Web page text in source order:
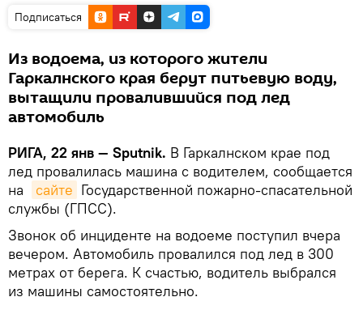
Подписаться
Из водоема, из которого жители
Гаркалнского края берут питьевую воду,
вытащили провалившийся под лед
автомобиль
РИГА, 22 янв — Sputnik. В Гаркалнском крае под
лед провалилась машина с водителем, сообщается
на
сайте Государственной пожарно-спасательной
службы (ГПСС).
Звонок об инциденте на водоеме поступил вчера
вечером. Автомобиль провалился под лед в 300
метрах от берега. К счастью, водитель выбрался
из машины самостоятельно.